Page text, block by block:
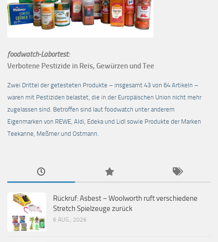
foodwatch-Labortest:
Verbotene Pestizide in Reis, Gewürzen und Tee
Zwei Drittel der getesteten Produkte – insgesamt 43 von 64 Artikeln –
waren mit Pestiziden belastet, die in der Europäischen Union nicht mehr
zugelassen sind. Betroffen sind laut foodwatch unter anderem
Eigenmarken von REWE, Aldi, Edeka und Lidl sowie Produkte der Marken
Teekanne, Meßmer und Ostmann.
Rückruf: Asbest – Woolworth ruft verschiedene
Stretch Spielzeuge zurück
6 AUG., 2026